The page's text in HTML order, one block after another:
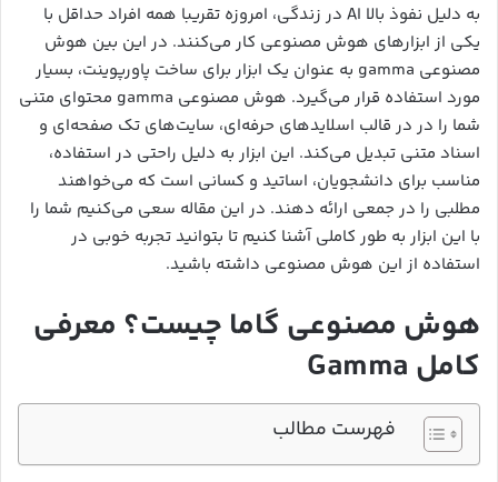
به دلیل نفوذ بالا AI در زندگی، امروزه تقریبا همه افراد حداقل با
یکی از ابزارهای هوش مصنوعی کار می‌کنند. در این بین هوش
مصنوعی gamma به عنوان یک ابزار برای ساخت پاورپوینت، بسیار
مورد استفاده قرار می‌گیرد. هوش مصنوعی gamma محتوای متنی
شما را در در قالب اسلایدهای حرفه‌ای، سایت‌های تک صفحه‌ای و
اسناد متنی تبدیل می‌کند. این ابزار به دلیل راحتی در استفاده،
مناسب برای دانشجویان، اساتید و کسانی است که می‌خواهند
مطلبی را در جمعی ارائه دهند. در این مقاله سعی می‌کنیم شما را
با این ابزار به طور کاملی آشنا کنیم تا بتوانید تجربه خوبی در
استفاده از این هوش مصنوعی داشته باشید.
هوش مصنوعی گاما چیست؟ معرفی
کامل Gamma
فهرست مطالب